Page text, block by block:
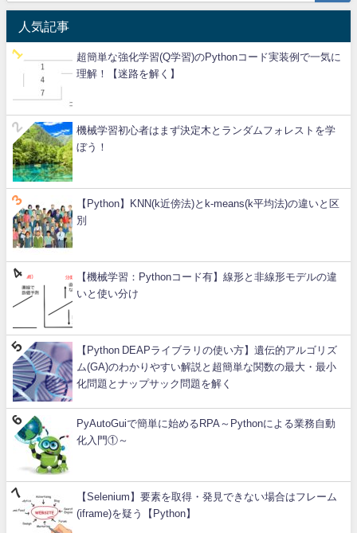
人気記事
超簡単な強化学習(Q学習)のPythonコード実装例で一気に
理解！【迷路を解く】
機械学習初心者はまず決定木とランダムフォレストを学
ぼう！
【Python】KNN(k近傍法)とk-means(k平均法)の違いと区
別
【機械学習：Pythonコード有】線形と非線形モデルの違
いと使い分け
【Python DEAPライブラリの使い方】遺伝的アルゴリズ
ム(GA)のわかりやすい解説と超簡単な関数の最大・最小
化問題とナップサック問題を解く
PyAutoGuiで簡単に始めるRPA～Pythonによる業務自動
化入門①～
【Selenium】要素を取得・発見できない場合はフレーム
(iframe)を疑う【Python】